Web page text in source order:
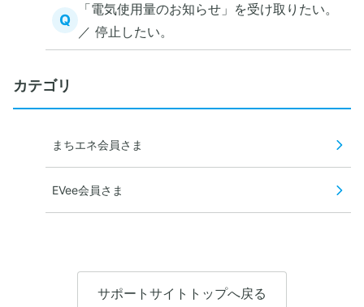
Q
「電気使用量のお知らせ」を受け取りたい。
／ 停止したい。
カテゴリ
まちエネ会員さま
EVee会員さま
サポートサイトトップへ戻る